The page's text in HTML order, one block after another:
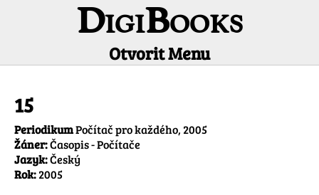
DigiBooks
Otvorit Menu
15
PeriodikumPočítač pro každého, 2005
Žáner:Časopis - Počítače
Jazyk:Český
Rok:2005